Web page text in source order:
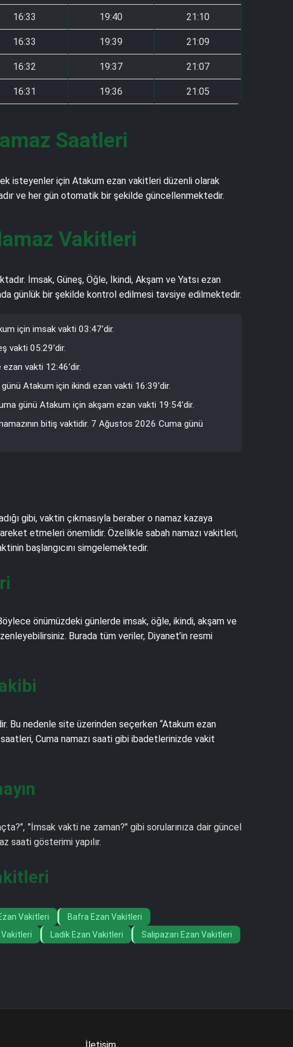
16:33 19:40 21:10
16:33 19:39 21:09
16:32 19:37 21:07
16:31 19:36 21:05
Saatleri
isteyenler için Atakum ezan vakitleri düzenli olarak
ve her gün otomatik bir şekilde güncellenmektedir.
Vakitleri
İmsak, Güneş, Öğle, İkindi, Akşam ve Yatsı ezan
günlük bir şekilde kontrol edilmesi tavsiye edilmektedir.
için imsak vakti 03:47’dir.
vakti 05:29’dir.
vakti 12:46’dir.
Atakum için ikindi ezan vakti 16:39’dir.
günü Atakum için akşam ezan vakti 19:54’dir.
bitiş vaktidir. 7 Ağustos 2026 Cuma günü
gibi, vaktin çıkmasıyla beraber o namaz kazaya
etmeleri önemlidir. Özellikle sabah namazı vakitleri,
başlangıcını simgelemektedir.
önümüzdeki günlerde imsak, öğle, ikindi, akşam ve
Burada tüm veriler, Diyanet’in resmi
Bu nedenle site üzerinden seçerken “Atakum ezan
Cuma namazı saati gibi ibadetlerinizde vakit
"İmsak vakti ne zaman?" gibi sorularınıza dair güncel
saati gösterimi yapılır.
Vakitleri
Bafra Ezan Vakitleri
Vakitleri Ladik Ezan Vakitleri
Salıpazarı Ezan Vakitleri